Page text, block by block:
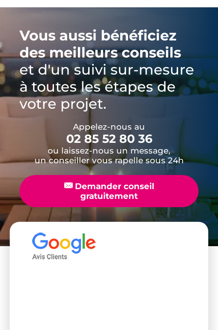
Vous aussi bénéficiez
des meilleurs conseils
et d'un suivi sur-mesure
à toutes les étapes de
votre projet.
Appelez-nous au
02 85 52 80 36
ou laissez-nous un message,
un conseiller vous rapelle sous 24h
📧Demander conseil
gratuitement